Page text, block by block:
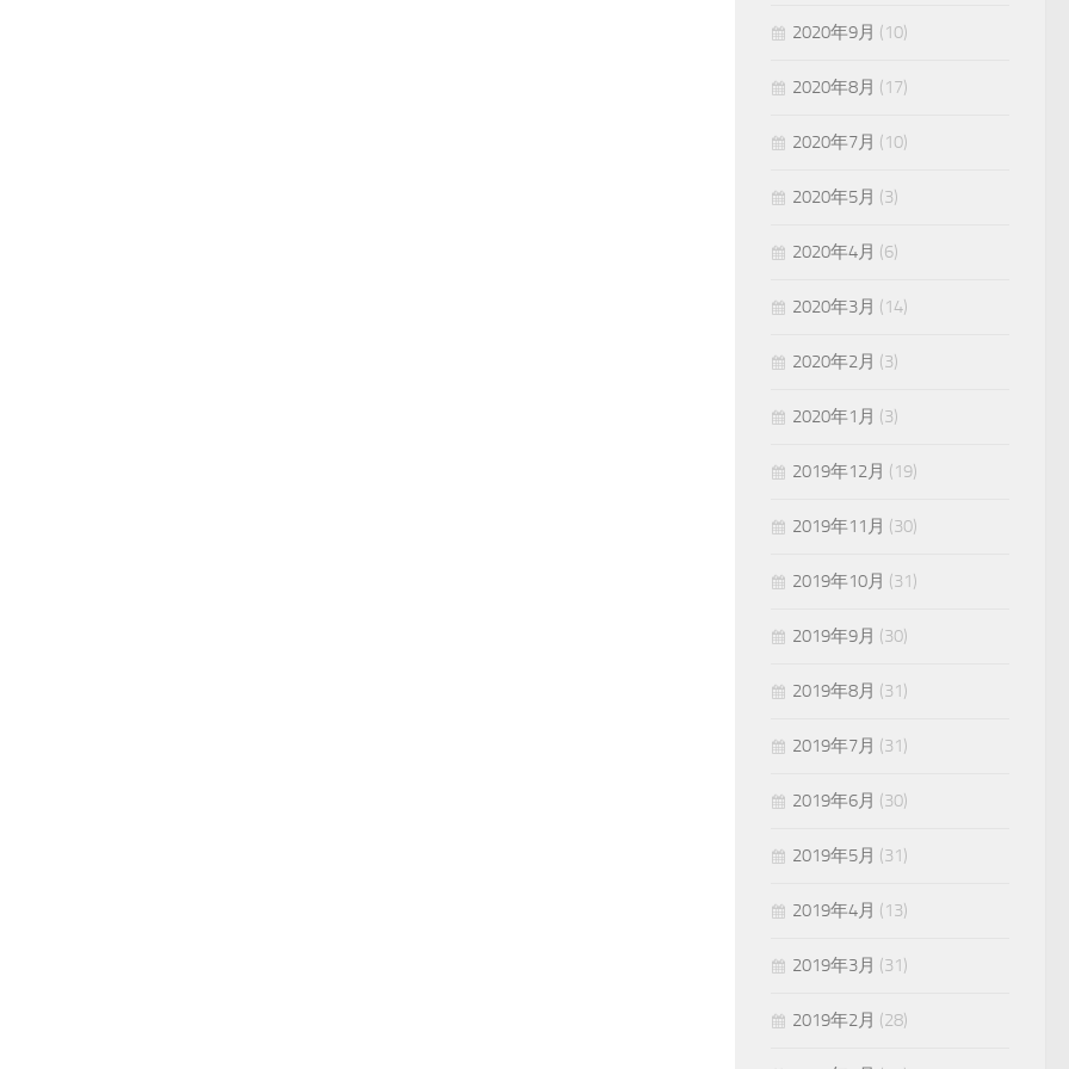
2020年9月 (10)
2020年8月 (17)
2020年7月 (10)
2020年5月 (3)
2020年4月 (6)
2020年3月 (14)
2020年2月 (3)
2020年1月 (3)
2019年12月 (19)
2019年11月 (30)
2019年10月 (31)
2019年9月 (30)
2019年8月 (31)
2019年7月 (31)
2019年6月 (30)
2019年5月 (31)
2019年4月 (13)
2019年3月 (31)
2019年2月 (28)